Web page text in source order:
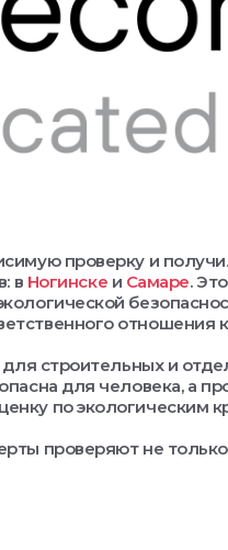
проверку и
в Ногинске и Самаре.
строительных и
для человека, а
по экологическим
проверяют не